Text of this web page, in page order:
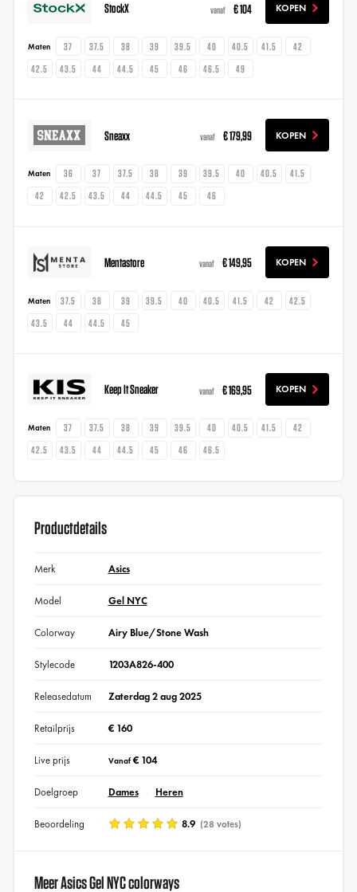
StockX vanaf € 104 KOPEN
Maten 37 37.5 38 39 39.5 40 40.5 41.5
42
42.5
43.5 44 44.5 45 46 46.5 49
Sneaxx vanaf € 179,99 KOPEN
Maten 36 37 37.5 38 39 39.5 40 40.5
41.5
42
42.5 43.5 44 44.5 45 46
Mentastore vanaf € 149,95 KOPEN
Maten 37.5 38 39 39.5 40 40.5 41.5 42
42.5
43.5
44 44.5 45
Keep It Sneaker vanaf € 169,95 KOPEN
Maten 37 37.5 38 39 39.5 40 40.5 41.5
42
42.5
43.5 44 44.5 45 46 46.5
Productdetails
Merk Asics
Model Gel NYC
Colorway Airy Blue/Stone Wash
Stylecode 1203A826-400
Releasedatum Zaterdag 2 aug 2025
Retailprijs € 160
Live prijs Vanaf€ 104
Doelgroep Dames Heren
Beoordeling 8.9 (28 votes)
Meer Asics Gel NYC colorways